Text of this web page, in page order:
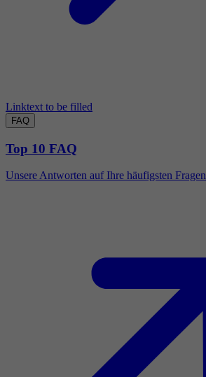
Linktext to be filled
FAQ
Top 10 FAQ
Unsere Antworten auf Ihre häufigsten Fragen